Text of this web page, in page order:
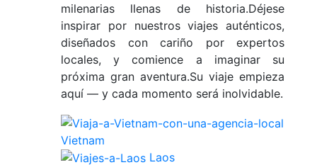
milenarias llenas de historia.Déjese
inspirar por nuestros viajes auténticos,
diseñados con cariño por expertos
locales, y comience a imaginar su
próxima gran aventura.Su viaje empieza
aquí — y cada momento será inolvidable.
Vietnam
Laos